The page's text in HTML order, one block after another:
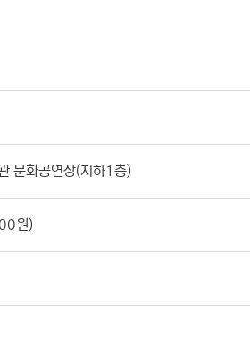
문화공연장(지하1층)
원)